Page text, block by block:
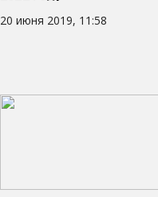
20 июня 2019, 11:58